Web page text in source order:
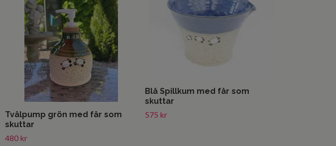
Tvålpump grön med får som
skuttar
480 kr
Blå Spillkum med får som
skuttar
575 kr